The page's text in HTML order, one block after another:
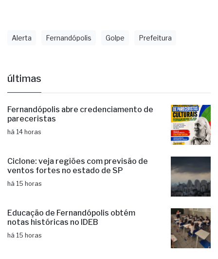
Alerta Fernandópolis Golpe Prefeitura
últimas
Fernandópolis abre credenciamento de
pareceristas
há 14 horas
Ciclone: veja regiões com previsão de
ventos fortes no estado de SP
há 15 horas
Educação de Fernandópolis obtém
notas históricas no IDEB
há 15 horas